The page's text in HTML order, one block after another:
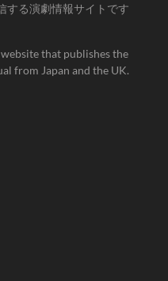
する演劇情報サイトです
that publishes the
from Japan and the UK.